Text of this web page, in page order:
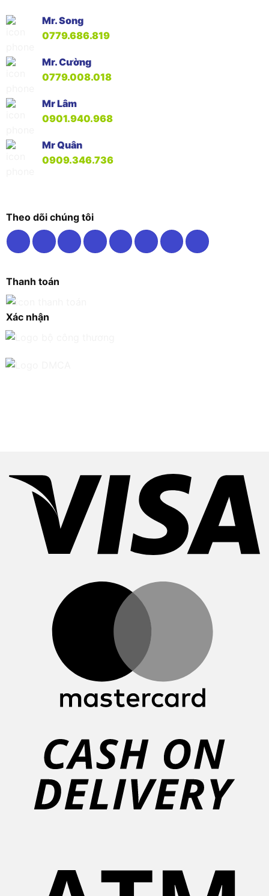
Mr. Song
0779.686.819
Mr. Cường
0779.008.018
Mr Lâm
0901.940.968
Mr Quân
0909.346.736
Theo dõi chúng tôi
Thanh toán
Xác nhận